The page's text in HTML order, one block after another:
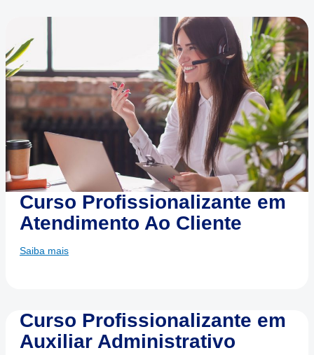
Curso Profissionalizante em
Atendimento Ao Cliente
Saiba mais
Curso Profissionalizante em
Auxiliar Administrativo